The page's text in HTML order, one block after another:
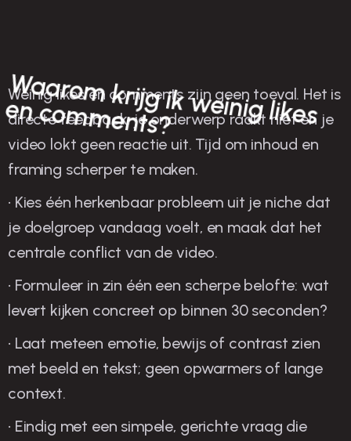
W
aarom
krijg ik w
einig likes
en com
m
ents?
Weinig likes en comments zijn geen toeval. Het is
directe feedback: je onderwerp raakt niet en je
video lokt geen reactie uit. Tijd om inhoud en
framing scherper te maken.
• Kies één herkenbaar probleem uit je niche dat
je doelgroep vandaag voelt, en maak dat het
centrale conflict van de video.
• Formuleer in zin één een scherpe belofte: wat
levert kijken concreet op binnen 30 seconden?
• Laat meteen emotie, bewijs of contrast zien
met beeld en tekst; geen opwarmers of lange
context.
• Eindig met een simpele, gerichte vraag die